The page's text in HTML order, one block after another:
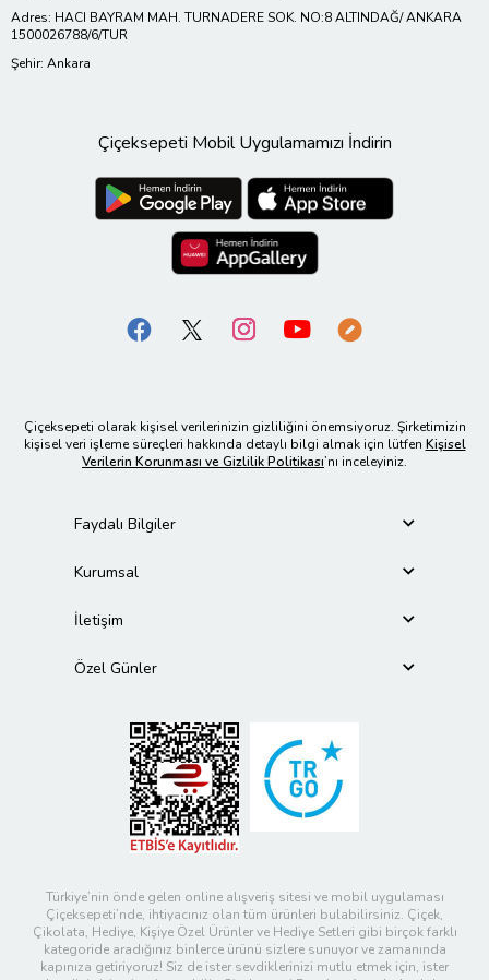
Adres: HACI BAYRAM MAH. TURNADERE SOK. NO:8 ALTINDAĞ/ ANKARA
1500026788/6/TUR
Şehir: Ankara
Çiçeksepeti Mobil Uygulamamızı İndirin
Çiçeksepeti olarak kişisel verilerinizin gizliliğini önemsiyoruz. Şirketimizin
kişisel veri işleme süreçleri hakkında detaylı bilgi almak için lütfen Kişisel
Verilerin Korunması ve Gizlilik Politikası’nı inceleyiniz.
Faydalı Bilgiler
Kurumsal
İletişim
Özel Günler
Türkiye’nin önde gelen online alışveriş sitesi ve mobil uygulaması
Çiçeksepeti’nde, ihtiyacınız olan tüm ürünleri bulabilirsiniz. Çiçek,
Çikolata, Hediye, Kişiye Özel Ürünler ve Hediye Setleri gibi birçok farklı
kategoride aradığınız binlerce ürünü sizlere sunuyor ve zamanında
kapınıza getiriyoruz! Siz de ister sevdiklerinizi mutlu etmek için, ister